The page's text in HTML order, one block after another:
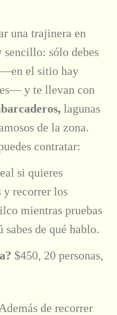
una trajinera en
sólo debes
el sitio hay
y te llevan con
lagunas
de la zona.
contratar:
si quieres
y recorrer los
mientras pruebas
sabes de qué hablo.
$450, 20 personas,
Además de recorrer